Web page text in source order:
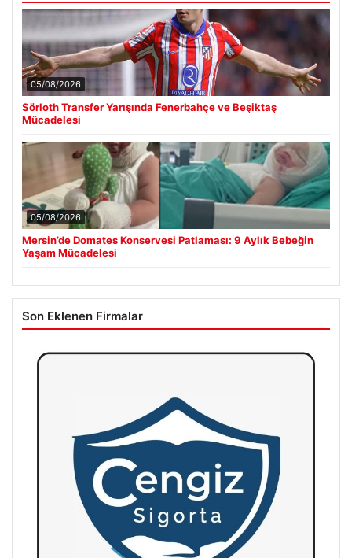
05/08/2026
Sörloth Transfer Yarışında Fenerbahçe ve Beşiktaş
Mücadelesi
05/08/2026
Mersin’de Domates Konservesi Patlaması: 9 Aylık Bebeğin
Yaşam Mücadelesi
Son Eklenen Firmalar